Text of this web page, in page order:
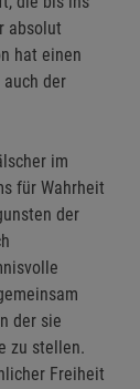
absolut
hat einen
der
im
für Wahrheit
der
der sie
zu stellen.
Freiheit